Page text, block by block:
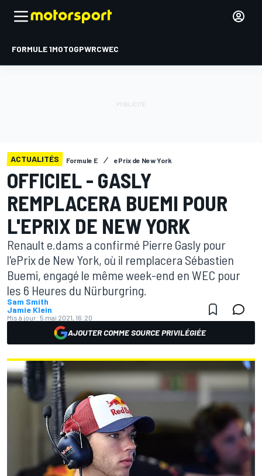
FORMULE 1MOTOGPWRCWEC
ACTUALITÉS Formule E ePrix de New York
OFFICIEL - GASLY
REMPLACERA BUEMI POUR
L'EPRIX DE NEW YORK
Renault e.dams a confirmé Pierre Gasly pour
l'ePrix de New York, où il remplacera Sébastien
Buemi, engagé le même week-end en WEC pour
les 6 Heures du Nürburgring.
Sam Smith
Jamie Klein
Mis à jour: 5 mai 2021, 16:20
AJOUTER COMME SOURCE PRIVILÉGIÉE